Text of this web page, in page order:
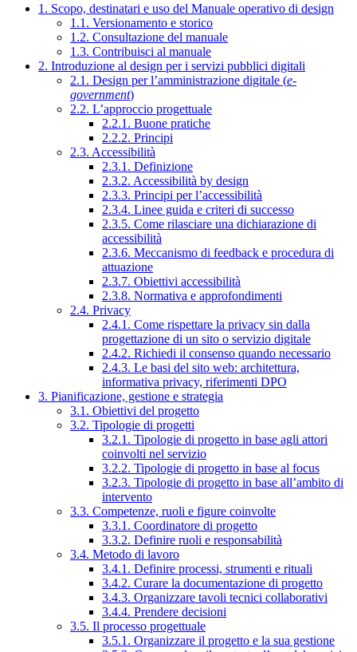
1. Scopo, destinatari e uso del Manuale operativo di design
1.1. Versionamento e storico
1.2. Consultazione del manuale
1.3. Contribuisci al manuale
2. Introduzione al design per i servizi pubblici digitali
2.1. Design per l’amministrazione digitale (e-
government)
2.2. L’approccio progettuale
2.2.1. Buone pratiche
2.2.2. Principi
2.3. Accessibilità
2.3.1. Definizione
2.3.2. Accessibilità by design
2.3.3. Principi per l’accessibilità
2.3.4. Linee guida e criteri di successo
2.3.5. Come rilasciare una dichiarazione di
accessibilità
2.3.6. Meccanismo di feedback e procedura di
attuazione
2.3.7. Obiettivi accessibilità
2.3.8. Normativa e approfondimenti
2.4. Privacy
2.4.1. Come rispettare la privacy sin dalla
progettazione di un sito o servizio digitale
2.4.2. Richiedi il consenso quando necessario
2.4.3. Le basi del sito web: architettura,
informativa privacy, riferimenti DPO
3. Pianificazione, gestione e strategia
3.1. Obiettivi del progetto
3.2. Tipologie di progetti
3.2.1. Tipologie di progetto in base agli attori
coinvolti nel servizio
3.2.2. Tipologie di progetto in base al focus
3.2.3. Tipologie di progetto in base all’ambito di
intervento
3.3. Competenze, ruoli e figure coinvolte
3.3.1. Coordinatore di progetto
3.3.2. Definire ruoli e responsabilità
3.4. Metodo di lavoro
3.4.1. Definire processi, strumenti e rituali
3.4.2. Curare la documentazione di progetto
3.4.3. Organizzare tavoli tecnici collaborativi
3.4.4. Prendere decisioni
3.5. Il processo progettuale
3.5.1. Organizzare il progetto e la sua gestione